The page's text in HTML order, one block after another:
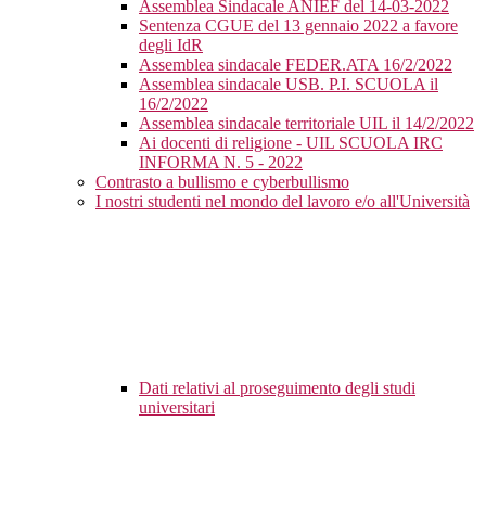
Assemblea Sindacale ANIEF del 14-03-2022
Sentenza CGUE del 13 gennaio 2022 a favore
degli IdR
Assemblea sindacale FEDER.ATA 16/2/2022
Assemblea sindacale USB. P.I. SCUOLA il
16/2/2022
Assemblea sindacale territoriale UIL il 14/2/2022
Ai docenti di religione - UIL SCUOLA IRC
INFORMA N. 5 - 2022
Contrasto a bullismo e cyberbullismo
I nostri studenti nel mondo del lavoro e/o all'Università
Dati relativi al proseguimento degli studi
universitari